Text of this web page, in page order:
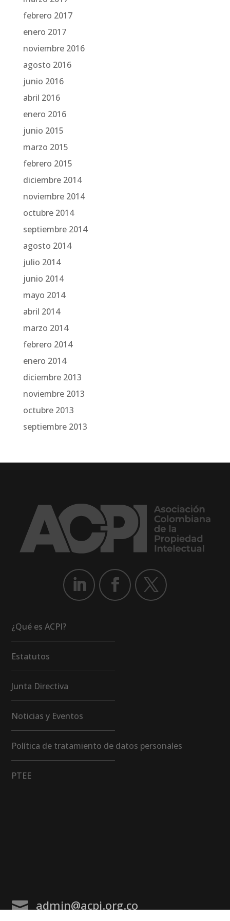
febrero 2017
enero 2017
noviembre 2016
agosto 2016
junio 2016
abril 2016
enero 2016
junio 2015
marzo 2015
febrero 2015
diciembre 2014
noviembre 2014
octubre 2014
septiembre 2014
agosto 2014
julio 2014
junio 2014
mayo 2014
abril 2014
marzo 2014
febrero 2014
enero 2014
diciembre 2013
noviembre 2013
octubre 2013
septiembre 2013
¿Qué es ACPI?
Estatutos
Junta Directiva
Noticias y Eventos
Política de tratamiento de datos personales
PTEE
 admin@acpi.org.co